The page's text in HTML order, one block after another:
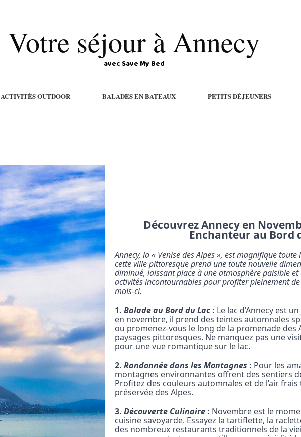
Votre séjour à Annecy
avec Save My Bed
ACTIVITÉS OUTDOOR BALADES EN BATEAUX PETITS DÉJEUNERS
Découvrez Annecy en
Enchanteur au Bord
Annecy, la « Venise des Alpes », est magnifique toute
cette ville pittoresque prend une toute nouvelle
diminué, laissant place à une atmosphère paisible
activités incontournables pour profiter pleinement
mois-ci.
1.Balade au Bord du Lac : Le lac d’Annecy est
en novembre, il prend des teintes automnales
ou promenez-vous le long de la promenade
paysages pittoresques. Ne manquez pas une
pour une vue romantique sur le lac.
2.Randonnée dans les Montagnes : Pour les
montagnes environnantes offrent des sentiers
Profitez des couleurs automnales et de l’air
préservée des Alpes.
3.Découverte Culinaire : Novembre est le
cuisine savoyarde. Essayez la tartiflette, la
des nombreux restaurants traditionnels de la